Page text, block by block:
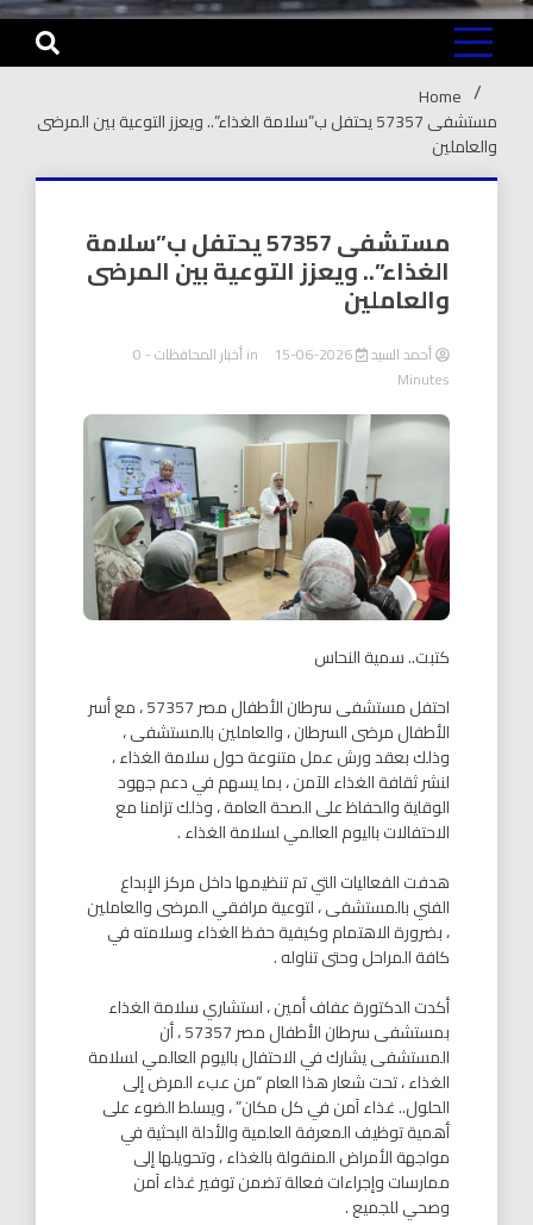
Home
مستشفى 57357 يحتفل ب”سلامة الغذاء”.. ويعزز التوعية بين المرضى
والعاملين
مستشفى 57357 يحتفل ب”سلامة
الغذاء”.. ويعزز التوعية بين المرضى
والعاملين
أحمد السيد 2026-06-15
inأخبار المحافظات - 0
Minutes
كتبت.. سمية النحاس
احتفل مستشفى سرطان الأطفال مصر 57357 ، مع أسر
الأطفال مرضى السرطان ، والعاملين بالمستشفى ،
وذلك بعقد ورش عمل متنوعة حول سلامة الغذاء ،
لنشر ثقافة الغذاء الآمن ، بما يسهم في دعم جهود
الوقاية والحفاظ على الصحة العامة ، وذلك تزامنا مع
الاحتفالات باليوم العالمي لسلامة الغذاء .
هدفت الفعاليات التي تم تنظيمها داخل مركز الإبداع
الفني بالمستشفى ، لتوعية مرافقي المرضى والعاملين
، بضرورة الاهتمام وكيفية حفظ الغذاء وسلامته في
كافة المراحل وحتى تناوله .
أكدت الدكتورة عفاف أمين ، استشاري سلامة الغذاء
بمستشفى سرطان الأطفال مصر 57357 ، أن
المستشفى يشارك في الاحتفال باليوم العالمي لسلامة
الغذاء ، تحت شعار هذا العام “من عبء المرض إلى
الحلول.. غذاء آمن في كل مكان” ، ويسلط الضوء على
أهمية توظيف المعرفة العلمية والأدلة البحثية في
مواجهة الأمراض المنقولة بالغذاء ، وتحويلها إلى
ممارسات وإجراءات فعالة تضمن توفير غذاء آمن
وصحي للجميع .